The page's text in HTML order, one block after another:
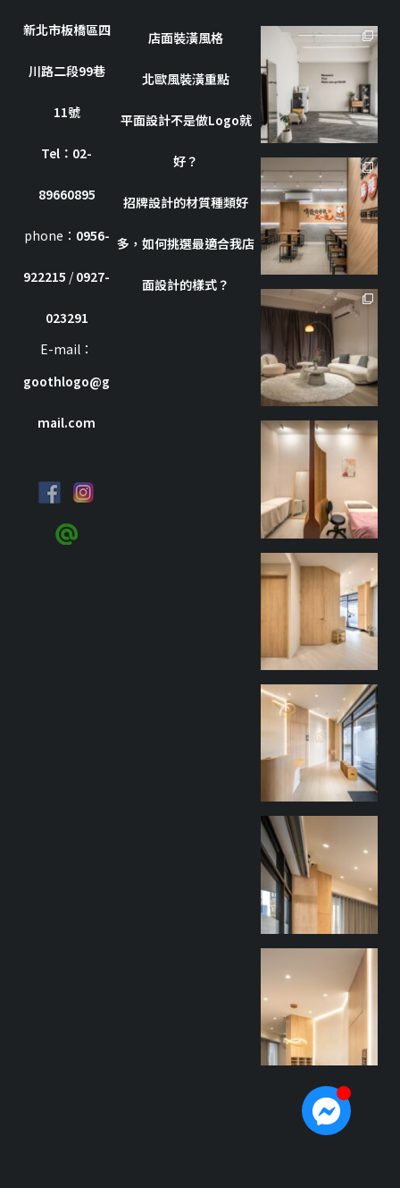
新北市板橋區四
川路二段99巷
11號
Tel：02-
89660895
phone： 0956-
922215 /0927-
023291
E-mail：
goothlogo@g
mail.com
店面裝潢風格
北歐風裝潢重點
平面設計不是做Logo就
好？
招牌設計的材質種類好
多，如何挑選最適合我店
面設計的樣式？
goothdesign
10 月 8
goothdesign
10 月 7
goothdesign
7 月 8
goothdesign
9 月 27
goothdesign
9 月 27
goothdesign
9 月 27
goothdesign
9 月 27
9 月 27